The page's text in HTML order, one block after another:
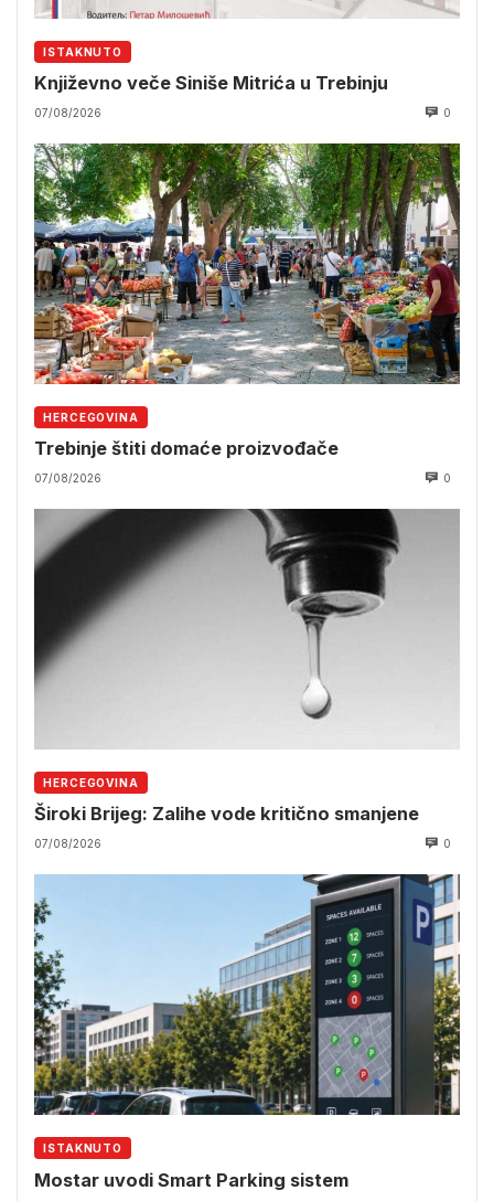
ISTAKNUTO
Književno veče Siniše Mitrića u Trebinju
07/08/2026 0
HERCEGOVINA
Trebinje štiti domaće proizvođače
07/08/2026 0
HERCEGOVINA
Široki Brijeg: Zalihe vode kritično smanjene
07/08/2026 0
ISTAKNUTO
Mostar uvodi Smart Parking sistem